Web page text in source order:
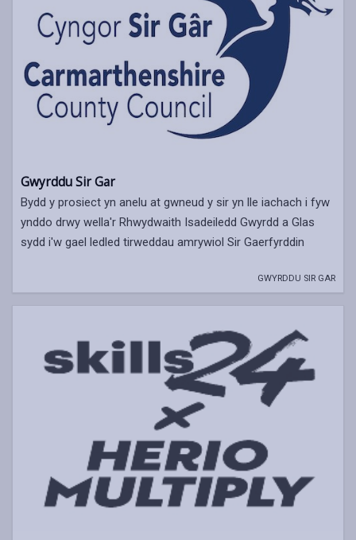
Gwyrddu Sir Gar
Bydd y prosiect yn anelu at gwneud y sir yn lle iachach i fyw
ynddo drwy wella'r Rhwydwaith Isadeiledd Gwyrdd a Glas
sydd i'w gael ledled tirweddau amrywiol Sir Gaerfyrddin
GWYRDDU SIR GAR